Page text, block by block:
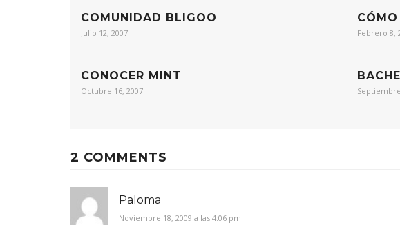
COMUNIDAD BLIGOO
Julio 12, 2007 Febrero 8,
CONOCER MINT
Octubre 16, 2007
2 COMMENTS
Paloma
Noviembre 18, 2009 a las 4:06 pm